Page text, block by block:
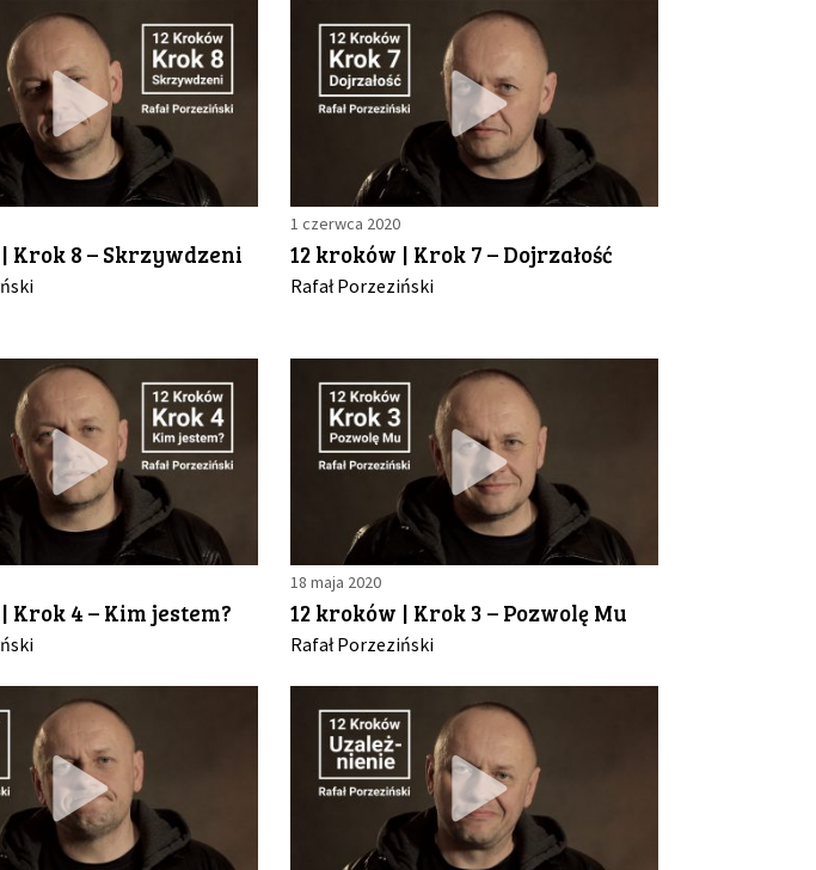
Krok 8 – Skrzywdzeni
1 czerwca 2020
12 kroków | Krok 7 – Dojrzałość
Rafał Porzeziński
Krok 4 – Kim jestem?
18 maja 2020
12 kroków | Krok 3 – Pozwolę Mu
Rafał Porzeziński